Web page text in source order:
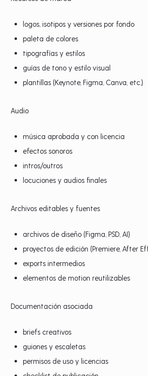
logos, isotipos y versiones por fondo
paleta de colores
tipografías y estilos
guías de tono y estilo visual
plantillas (Keynote, Figma, Canva, etc.)
Audio
música aprobada y con licencia
efectos sonoros
intros/outros
locuciones y audios finales
Archivos editables y fuentes
archivos de diseño (Figma, PSD, AI)
proyectos de edición (Premiere, After
exports intermedios
elementos de motion reutilizables
Documentación asociada
briefs creativos
guiones y escaletas
permisos de uso y licencias